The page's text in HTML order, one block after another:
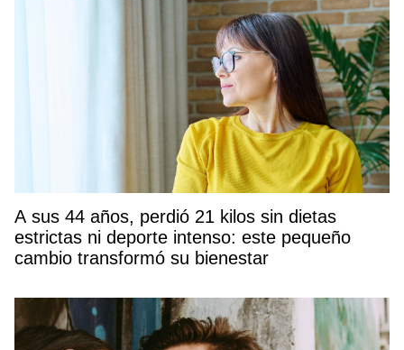
A sus 44 años, perdió 21 kilos sin dietas
estrictas ni deporte intenso: este pequeño
cambio transformó su bienestar